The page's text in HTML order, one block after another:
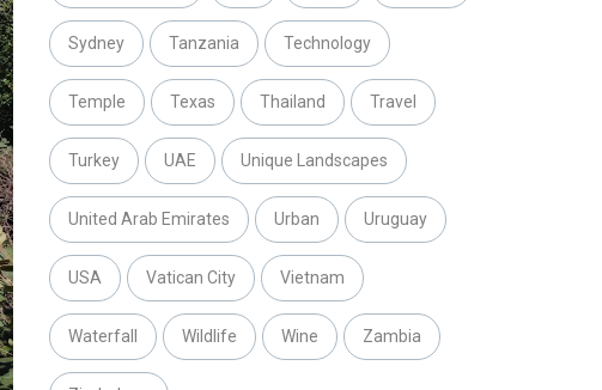
Sydney Tanzania Technology
Temple Texas Thailand Travel
Turkey UAE Unique Landscapes
United Arab Emirates Urban Uruguay
USA Vatican City Vietnam
Waterfall Wildlife Wine Zambia